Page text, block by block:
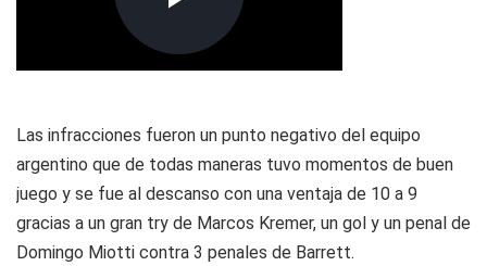
Las infracciones fueron un punto negativo del equipo
argentino que de todas maneras tuvo momentos de buen
juego y se fue al descanso con una ventaja de 10 a 9
gracias a un gran try de Marcos Kremer, un gol y un penal de
Domingo Miotti contra 3 penales de Barrett.